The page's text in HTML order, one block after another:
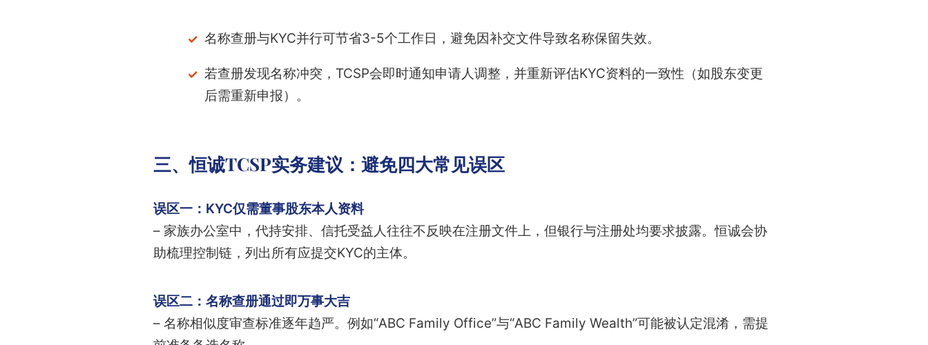
名称查册与KYC并行可节省3-5个工作日，避免因补交文件导致名称保留失效。
若查册发现名称冲突，TCSP会即时通知申请人调整，并重新评估KYC资料的一致性（如股东变更
后需重新申报）。
三、恒诚TCSP实务建议：避免四大常见误区
误区一：KYC仅需董事股东本人资料
– 家族办公室中，代持安排、信托受益人往往不反映在注册文件上，但银行与注册处均要求披露。恒诚会协
助梳理控制链，列出所有应提交KYC的主体。
误区二：名称查册通过即万事大吉
– 名称相似度审查标准逐年趋严。例如“ABC Family Office”与“ABC Family Wealth”可能被认定混淆，需提